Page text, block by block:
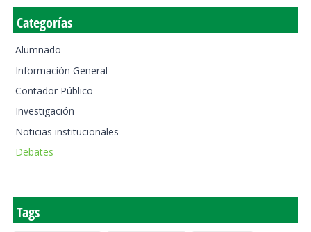
Categorías
Alumnado
Información General
Contador Público
Investigación
Noticias institucionales
Debates
Tags